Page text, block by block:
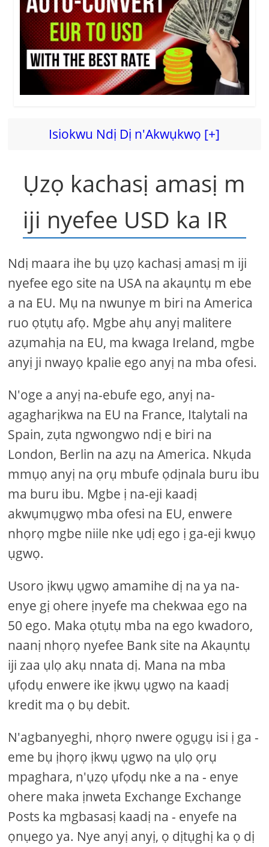
Isiokwu Ndị Dị n'Akwụkwọ [+]
Ụzọ kachasị amasị m
iji nyefee USD ka IR
Ndị maara ihe bụ ụzọ kachasị amasị m iji
nyefee ego site na USA na akaụntụ m ebe
a na EU. Mụ na nwunye m biri na America
ruo ọtụtụ afọ. Mgbe ahụ anyị malitere
azụmahịa na EU, ma kwaga Ireland, mgbe
anyị ji nwayọ kpalie ego anyị na mba ofesi.
N'oge a anyị na-ebufe ego, anyị na-
agagharịkwa na EU na France, Italytali na
Spain, zụta ngwongwo ndị e biri na
London, Berlin na azụ na America. Nkụda
mmụọ anyị na ọrụ mbufe ọdịnala buru ibu
ma buru ibu. Mgbe ị na-eji kaadị
akwụmụgwọ mba ofesi na EU, enwere
nhọrọ mgbe niile nke ụdị ego ị ga-eji kwụọ
ụgwọ.
Usoro ịkwụ ụgwọ amamihe dị na ya na-
enye gị ohere ịnyefe ma chekwaa ego na
50 ego. Maka ọtụtụ mba na ego kwadoro,
naanị nhọrọ nyefee Bank site na Akaụntụ
iji zaa ụlọ akụ nnata dị. Mana na mba
ụfọdụ enwere ike ịkwụ ụgwọ na kaadị
kredit ma ọ bụ debit.
N'agbanyeghi, nhọrọ nwere ọgụgụ isi ị ga -
eme bụ ịhọrọ ịkwụ ụgwọ na ụlọ ọrụ
mpaghara, n'ụzọ ụfọdụ nke a na - enye
ohere maka ịnweta Exchange Exchange
Posts ka mgbasasị kaadị na - enyefe na
ọnụego ya. Nye anyị anyị, ọ dịtụghị ka ọ dị